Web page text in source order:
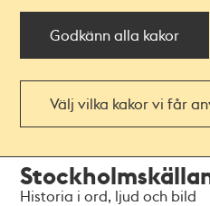
Godkänn alla kakor
Välj vilka kakor vi får
navigationen
huvudinnehållet
Historia i ord, ljud och bild